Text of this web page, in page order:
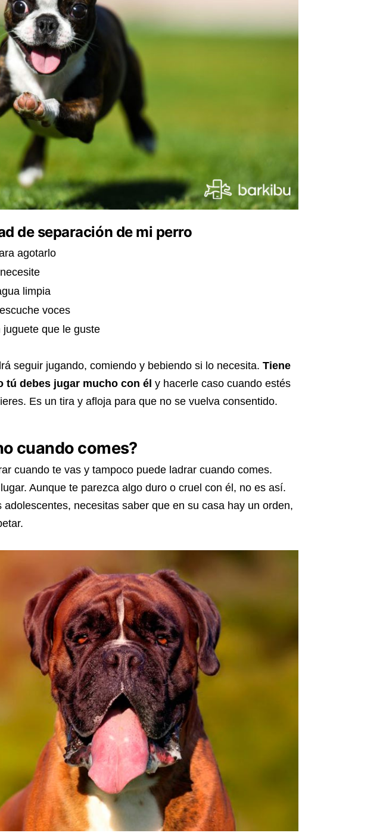
de separación de mi perro
agotarlo
limpia
voces
que le guste
seguir jugando, comiendo y bebiendo si lo necesita. Tiene
tú debes jugar mucho con él y hacerle caso cuando estés
Es un tira y afloja para que no se vuelva consentido.
cuando comes?
cuando te vas y tampoco puede ladrar cuando comes.
Aunque te parezca algo duro o cruel con él, no es así.
necesitas saber que en su casa hay un orden,